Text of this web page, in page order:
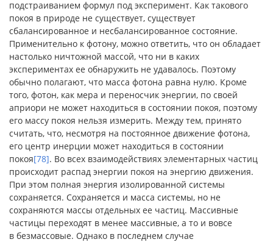
подстраиванием формул под эксперимент. Как такового
покоя в природе не существует, существует
сбалансированное и несбалансированное состояние.
Применительно к фотону, можно ответить, что он обладает
настолько ничтожной массой, что ни в каких
экспериментах ее обнаружить не удавалось. Поэтому
обычно полагают, что масса фотона равна нулю. Кроме
того, фотон, как мера и переносчик энергии, по своей
априори не может находиться в состоянии покоя, поэтому
его массу покоя нельзя измерить. Между тем, принято
считать, что, несмотря на постоянное движение фотона,
его центр инерции может находиться в состоянии
покоя[78]. Во всех взаимодействиях элементарных частиц
происходит распад энергии покоя на энергию движения.
При этом полная энергия изолированной системы
сохраняется. Сохраняется и масса системы, но не
сохраняются массы отдельных ее частиц. Массивные
частицы переходят в менее массивные, а то и вовсе
в безмассовые. Однако в последнем случае